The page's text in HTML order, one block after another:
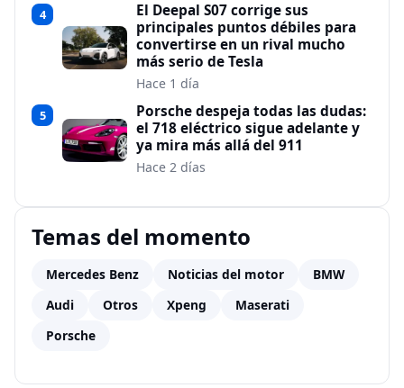
4
El Deepal S07 corrige sus
principales puntos débiles para
convertirse en un rival mucho
más serio de Tesla
Hace 1 día
5
Porsche despeja todas las dudas:
el 718 eléctrico sigue adelante y
ya mira más allá del 911
Hace 2 días
Temas del momento
Mercedes Benz Noticias del motor
BMW
Audi
Otros Xpeng
Maserati
Porsche